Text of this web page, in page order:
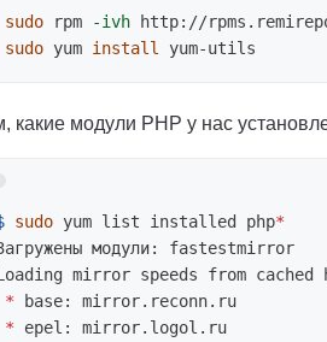
sudo rpm -ivh
sudo yum install
какие модули PHP у нас
sudo yum list installed php*
модули: fastestmirror
mirror speeds from
* base: mirror.reconn.ru
* epel: mirror.logol.ru